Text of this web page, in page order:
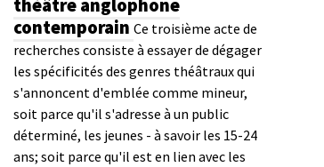
théâtre anglophone
contemporain Ce troisième acte de
recherches consiste à essayer de dégager
les spécificités des genres théâtraux qui
s'annoncent d'emblée comme mineur,
soit parce qu'il s'adresse à un public
déterminé, les jeunes - à savoir les 15-24
ans; soit parce qu'il est en lien avec les